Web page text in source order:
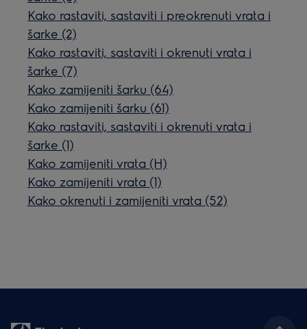
Kako rastaviti, sastaviti i preokrenuti vrata i
šarke (2)
Kako rastaviti, sastaviti i okrenuti vrata i
šarke (7)
Kako zamijeniti šarku (64)
Kako zamijeniti šarku (61)
Kako rastaviti, sastaviti i okrenuti vrata i
šarke (1)
Kako zamijeniti vrata (H)
Kako zamijeniti vrata (1)
Kako okrenuti i zamijeniti vrata (52)